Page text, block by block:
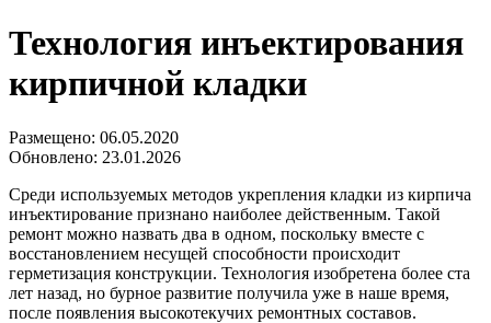
Технология инъектирования
кирпичной кладки
Размещено: 06.05.2020
Обновлено: 23.01.2026
Среди используемых методов укрепления кладки из кирпича
инъектирование признано наиболее действенным. Такой
ремонт можно назвать два в одном, поскольку вместе с
восстановлением несущей способности происходит
герметизация конструкции. Технология изобретена более ста
лет назад, но бурное развитие получила уже в наше время,
после появления высокотекучих ремонтных составов.